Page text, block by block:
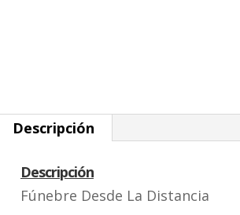
Descripción
Descripción
Fúnebre Desde La Distancia